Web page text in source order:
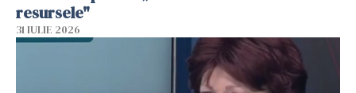
resursele"
31 IULIE 2026